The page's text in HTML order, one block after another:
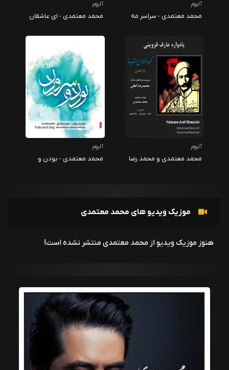
آلبوم
محمد معتمدی - سراسر مه
آلبوم
محمد معتمدی - ای عاشقان
آلبوم
محمد معتمدی و محمد رضا
آلبوم
محمد معتمدی - بودن و
موزیک ویدیو های محمد معتمدی
هنوز موزیک ویدیو از محمد معتمدی منتشر نشده است!